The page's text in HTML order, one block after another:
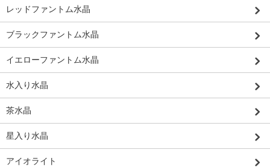
レッドファントム水晶
ブラックファントム水晶
イエローファントム水晶
水入り水晶
茶水晶
星入り水晶
アイオライト